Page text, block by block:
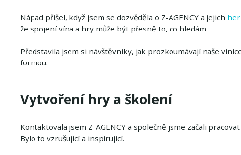
Nápad přišel, když jsem se dozvěděla o Z-AGENCY a jejich
že spojení vína a hry může být přesně to, co hledám.
Představila jsem si návštěvníky, jak prozkoumávají naše
formou.
Vytvoření hry a školení
Kontaktovala jsem Z-AGENCY a společně jsme začali
Bylo to vzrušující a inspirující.